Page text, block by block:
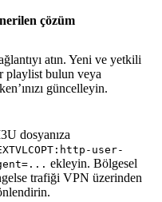
çözüm
atın. Yeni ve yetkili
playlist bulun veya
güncelleyin.
dosyanıza
user-
ekleyin. Bölgesel
trafiği VPN üzerinden